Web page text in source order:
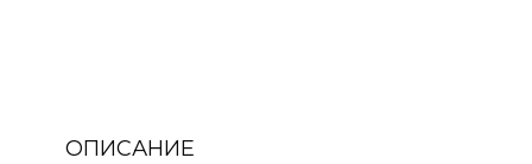
ОПИСАНИЕ